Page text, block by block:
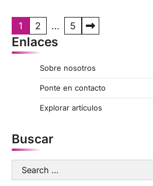
o
a
g
1 2 … 5
Enlaces
Sobre nosotros
Ponte en contacto
Explorar artículos
Buscar
Search
for: